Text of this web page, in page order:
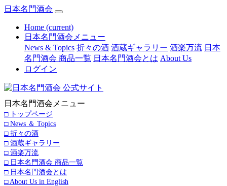
日本名門酒会
Home (current)
日本名門酒会メニュー
News & Topics 折々の酒 酒蔵ギャラリー 酒楽万流 日本
名門酒会 商品一覧 日本名門酒会とは About Us
ログイン
日本名門酒会メニュー
□ トップページ
□ News ＆ Topics
□ 折々の酒
□ 酒蔵ギャラリー
□ 酒楽万流
□ 日本名門酒会 商品一覧
□ 日本名門酒会とは
□ About Us in English